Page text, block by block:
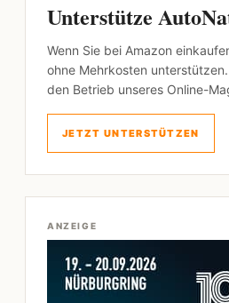
Unterstütze
Wenn Sie bei Amazon
ohne Mehrkosten
den Betrieb unseres Online-
JETZT UNTERSTÜTZEN
ANZEIGE